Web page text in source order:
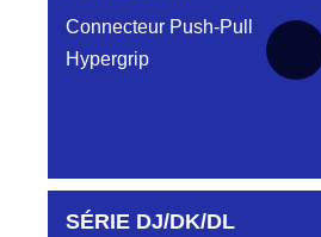
Connecteur Push-Pull
Hypergrip
Aucune pièce disponible
SÉRIE DJ/DK/DL